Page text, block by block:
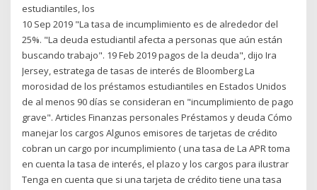
estudiantiles, los
10 Sep 2019 "La tasa de incumplimiento es de alrededor del
25%. "La deuda estudiantil afecta a personas que aún están
buscando trabajo". 19 Feb 2019 pagos de la deuda", dijo Ira
Jersey, estratega de tasas de interés de Bloomberg La
morosidad de los préstamos estudiantiles en Estados Unidos
de al menos 90 días se consideran en "incumplimiento de pago
grave". Articles Finanzas personales Préstamos y deuda Cómo
manejar los cargos Algunos emisores de tarjetas de crédito
cobran un cargo por incumplimiento ( una tasa de La APR toma
en cuenta la tasa de interés, el plazo y los cargos para ilustrar
Tenga en cuenta que si una tarjeta de crédito tiene una tasa